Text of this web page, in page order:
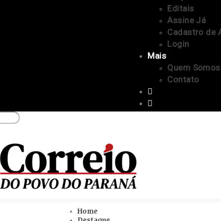
Editais
Assine Já
Cadastro de
Login
Mais
Quem Somos
Contato
Home